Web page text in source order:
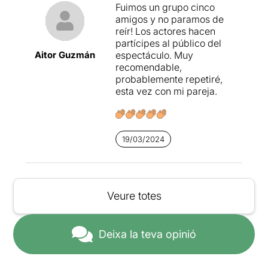
Aitor Guzmán
Fuimos un grupo cinco
amigos y no paramos de
reír! Los actores hacen
partícipes al público del
espectáculo. Muy
recomendable,
probablemente repetiré,
esta vez con mi pareja.
19/03/2024
Veure totes
Deixa la teva opinió